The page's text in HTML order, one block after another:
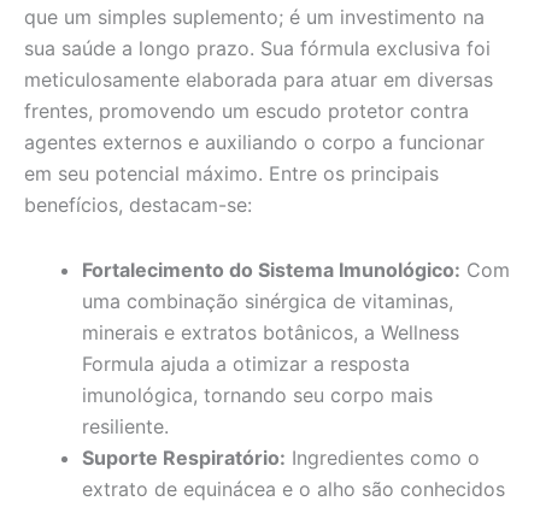
que um simples suplemento; é um investimento na
sua saúde a longo prazo. Sua fórmula exclusiva foi
meticulosamente elaborada para atuar em diversas
frentes, promovendo um escudo protetor contra
agentes externos e auxiliando o corpo a funcionar
em seu potencial máximo. Entre os principais
benefícios, destacam-se:
Fortalecimento do Sistema Imunológico: Com
uma combinação sinérgica de vitaminas,
minerais e extratos botânicos, a Wellness
Formula ajuda a otimizar a resposta
imunológica, tornando seu corpo mais
resiliente.
Suporte Respiratório: Ingredientes como o
extrato de equinácea e o alho são conhecidos